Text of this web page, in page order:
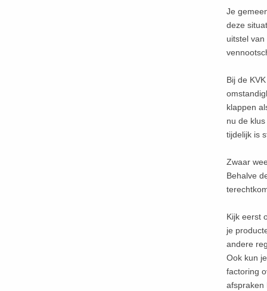
Je
deze
uitstel
Bij de
klappen
nu de
tijdelijk is
Zwaar
Behalve
Kijk eerst
je
andere
Ook kun
factoring
afspraken